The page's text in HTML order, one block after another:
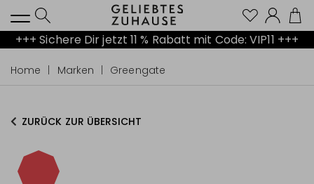
+++ Sichere Dir jetzt 11 % Rabatt mit Code: VIP11 +++
Home Marken Greengate
ZURÜCK ZUR ÜBERSICHT